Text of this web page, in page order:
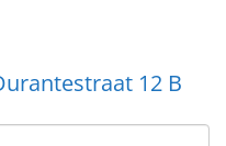
12 B